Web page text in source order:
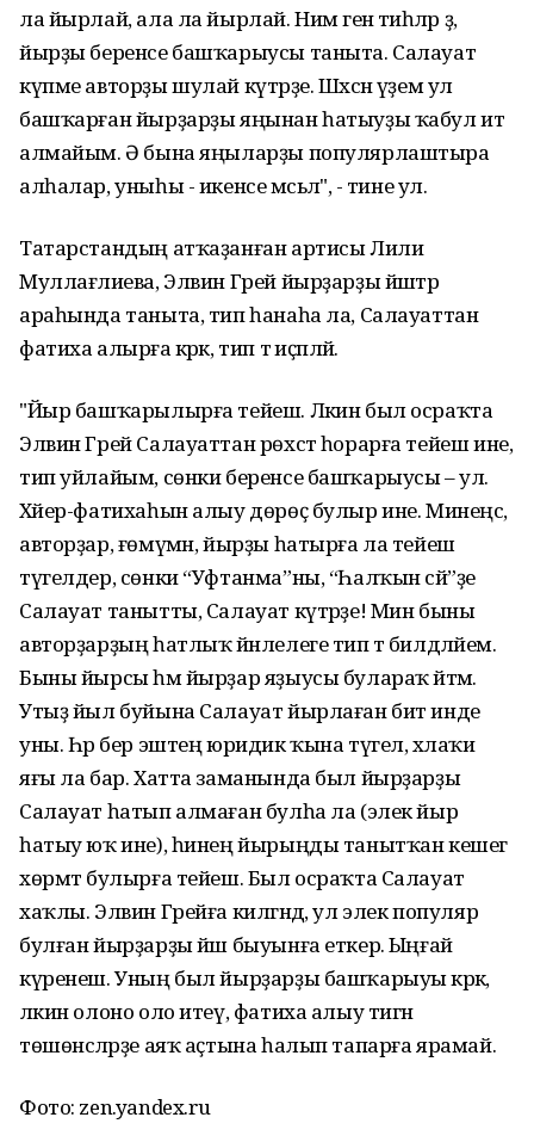
ла йырлай, ала ла йырлай. Нимә генә тиһәләр ҙә,
йырҙы беренсе башҡарыусы таныта. Салауат
күпме авторҙы шулай күтәрҙе. Шәхсән үҙем ул
башҡарған йырҙарҙы яңынан һатыуҙы ҡабул итә
алмайым. Ә бына яңыларҙы популярлаштыра
алһалар, уныһы - икенсе мәсьәлә", - тине ул.
Татарстандың атҡаҙанған артисы Лилиә
Муллағәлиева, Элвин Грей йырҙарҙы йәштәр
араһында таныта, тип һанаһа ла, Салауаттан
фатиха алырға кәрәк, тип тә иҫәпләй.
"Йыр башҡарылырға тейеш. Ләкин был осраҡта
Элвин Грей Салауаттан рөхсәт һорарға тейеш ине,
тип уйлайым, сөнки беренсе башҡарыусы – ул.
Хәйер-фатихаһын алыу дөрөҫ булыр ине. Минеңсә,
авторҙар, ғөмүмән, йырҙы һатырға ла тейеш
түгелдер, сөнки “Уфтанма”ны, “Һалҡын сәй”ҙе
Салауат танытты, Салауат күтәрҙе! Мин быны
авторҙарҙың һатлыҡ йәнлелеге тип тә билдәләйем.
Быны йырсы һәм йырҙар яҙыусы булараҡ әйтәм.
Утыҙ йыл буйына Салауат йырлаған бит инде
уны. Һәр бер эштең юридик ҡына түгел, әхлаҡи
яғы ла бар. Хатта заманында был йырҙарҙы
Салауат һатып алмаған булһа ла (элек йыр
һатыу юҡ ине), һинең йырыңды танытҡан кешегә
хөрмәт булырға тейеш. Был осраҡта Салауат
хаҡлы. Элвин Грейға килгәндә, ул элек популяр
булған йырҙарҙы йәш быуынға еткерә. Ыңғай
күренеш. Уның был йырҙарҙы башҡарыуы кәрәк,
ләкин олоно оло итеү, фатиха алыу тигән
төшөнсәләрҙе аяҡ аҫтына һалып тапарға ярамай.
Фото: zen.yandex.ru